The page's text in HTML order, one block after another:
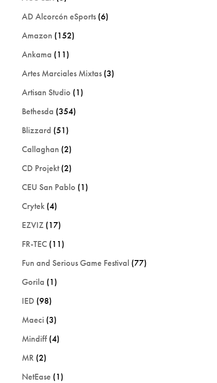
AD Alcorcón eSports(6)
Amazon (152)
Ankama (11)
Artes Marciales Mixtas(3)
Artisan Studio (1)
Bethesda (354)
Blizzard (51)
Callaghan (2)
CD Projekt(2)
CEU San Pablo (1)
Crytek(4)
EZVIZ(17)
FR-TEC(11)
Fun and Serious Game Festival (77)
Gorila (1)
IED (98)
Maeci (3)
Mindiff(4)
MR (2)
NetEase (1)